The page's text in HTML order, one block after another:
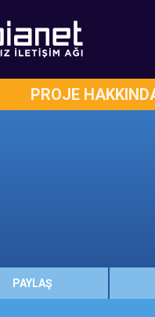
PROJE
PAYLAŞ